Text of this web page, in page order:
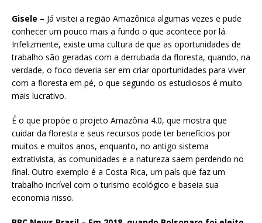
Gisele – Já visitei a região Amazônica algumas vezes e pude
conhecer um pouco mais a fundo o que acontece por lá.
Infelizmente, existe uma cultura de que as oportunidades de
trabalho são geradas com a derrubada da floresta, quando, na
verdade, o foco deveria ser em criar oportunidades para viver
com a floresta em pé, o que segundo os estudiosos é muito
mais lucrativo.
É o que propõe o projeto Amazônia 4.0, que mostra que
cuidar da floresta e seus recursos pode ter benefícios por
muitos e muitos anos, enquanto, no antigo sistema
extrativista, as comunidades e a natureza saem perdendo no
final. Outro exemplo é a Costa Rica, um país que faz um
trabalho incrível com o turismo ecológico e baseia sua
economia nisso.